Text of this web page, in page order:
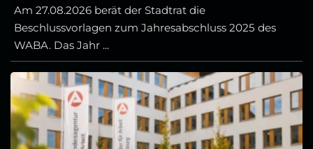
Am 27.08.2026 berät der Stadtrat die
Beschlussvorlagen zum Jahresabschluss 2025 des
WABA. Das Jahr ...